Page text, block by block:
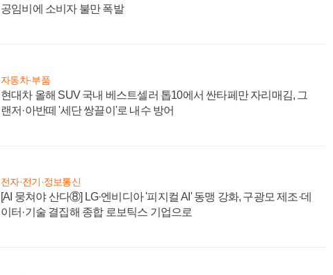
공임비에 소비자 불만 폭발
자동차·부품
현대차 올해 SUV 국내 베스트셀러 톱10에서 싼타페만 자리매김, 그
랜저·아반떼 '세단 쌍끌이'로 내수 방어
전자·전기·정보통신
[AI 뭉쳐야 산다⑧] LG·엔비디아 '피지컬 AI' 동맹 강화, 구광모 제조·데
이터·기술 결집해 종합 로보틱스 기업으로